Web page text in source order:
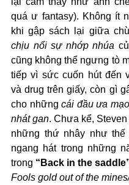
quá ư fantasy). Không ít
khi gập sách lại giữa
chịu nổi sự nhớp nhúa
cũng không thể ngưng tò
tiếp vì sức cuốn hút đến
và drug trên giấy, còn gì
cho những cái đầu ưa
nhát gan. Chưa kể,
những thứ nhây như thế
ngang hát trong những
trong “Back in the
Fools gold out of the